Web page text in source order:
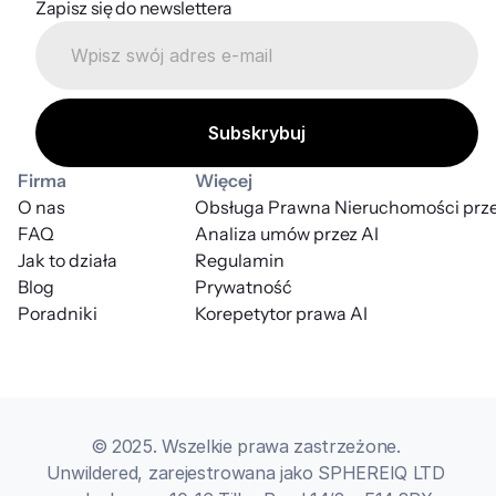
Zapisz się do newslettera
Firma
O nas
FAQ
Jak to działa
Blog
Poradniki
Więcej
Regulamin
Analiza umów przez AI
Korepetytor prawa AI
Prywatność
Obsługa Prawna Nieruchomości
© 2025. Wszelkie prawa zastrzeżone.
Unwildered, zarejestrowana jako SPHEREIQ LTD